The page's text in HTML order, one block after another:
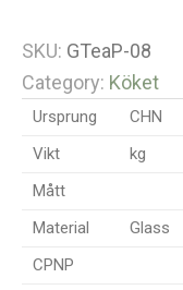
SKU: GTeaP-08
Category: Köket
Ursprung
CHN
Vikt
kg
Mått
Material
Glass
CPNP